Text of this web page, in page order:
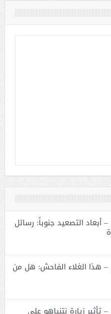
أبعاد التصعيد جنوباً: رسائل
– هذا الغلاء الفاحش: هل من
تأثير زيارة نتنياهو على